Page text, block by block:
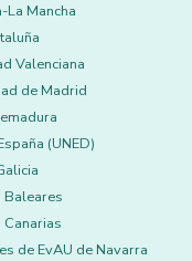
La Mancha
Valenciana
de Madrid
(UNED)
Baleares
Canarias
de EvAU de Navarra